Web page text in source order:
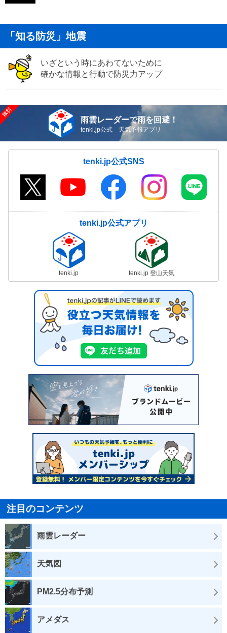
「知る防災」地震
いざという時にあわてないために
確かな情報と行動で防災力アップ
雨雲レーダーで雨を回避！
tenki.jp公式 天気予報アプリ
tenki.jp公式SNS
tenki.jp公式アプリ
tenki.jp tenki.jp 登山天気
注目のコンテンツ
雨雲レーダー
天気図
PM2.5分布予測
アメダス